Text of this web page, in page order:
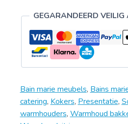
GEGARANDEERD VEILIG
Bain marie meubels, Bains
catering, Kokers, Presentatie,
warmhouders, Warmhoud